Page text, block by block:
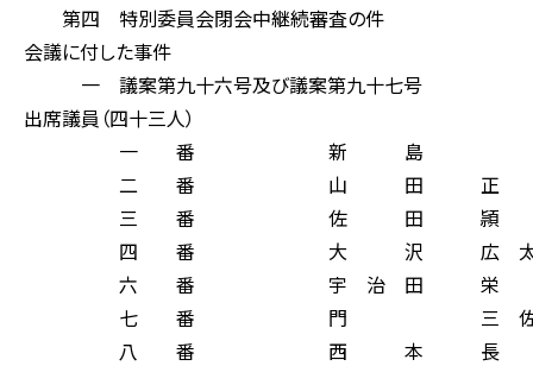
第四 特別委員会閉会中継続審査の件
会議に付した事件
一 議案第九十六号及び議案第九十七号
出席議員（四十三人）
一 番 新 島
二 番 山 田 正
三 番 佐 田 頴
四 番 大 沢 広 太
六 番 宇 治 田 栄
七 番 門 三 佐
八 番 西 本 長